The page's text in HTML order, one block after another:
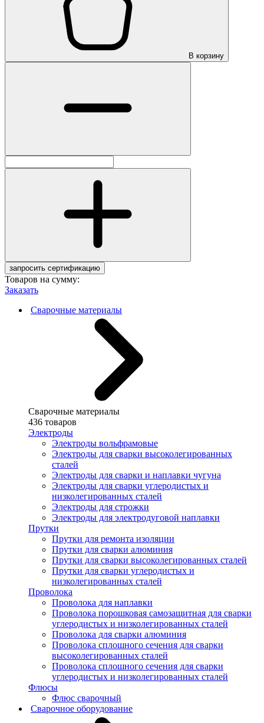
В корзину
запросить сертификацию
Товаров на сумму:
Заказать
Сварочные материалы
Сварочные материалы
436 товаров
Электроды
Электроды вольфрамовые
Электроды для сварки высоколегированных
сталей
Электроды для сварки и наплавки чугуна
Электроды для сварки углеродистых и
низколегированных сталей
Электроды для строжки
Электроды для электродуговой наплавки
Прутки
Прутки для ремонта изоляции
Прутки для сварки алюминия
Прутки для сварки высоколегированных сталей
Прутки для сварки углеродистых и
низколегированных сталей
Проволока
Проволока для наплавки
Проволока порошковая самозащитная для сварки
углеродистых и низколегированных сталей
Проволока для сварки алюминия
Проволока сплошного сечения для сварки
высоколегированных сталей
Проволока сплошного сечения для сварки
углеродистых и низколегированных сталей
Флюсы
Флюс сварочный
Сварочное оборудование